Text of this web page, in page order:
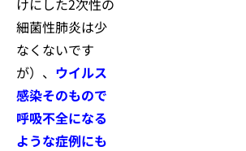
けにした2次性の
細菌性肺炎は少
なくないです
が）、 ウイルス
感染そのもので
呼吸不全になる
ような症例にも